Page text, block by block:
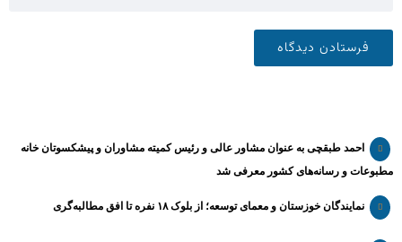
احمد طبقچی به عنوان مشاور عالی و رئیس کمیته مشاوران و پیشکسوتان خانه
مطبوعات و رسانه‌های کشور معرفی شد
نمایندگان خوزستان و معمای توسعه؛ از بلوک ۱۸ نفره تا افق مطالبه‌گری